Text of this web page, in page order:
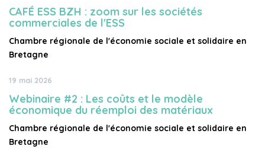
CAFÉ ESS BZH : zoom sur les sociétés
commerciales de l'ESS
Chambre régionale de l'économie sociale et solidaire en
Bretagne
19 mai 2026
Webinaire #2 : Les coûts et le modèle
économique du réemploi des matériaux
Chambre régionale de l'économie sociale et solidaire en
Bretagne